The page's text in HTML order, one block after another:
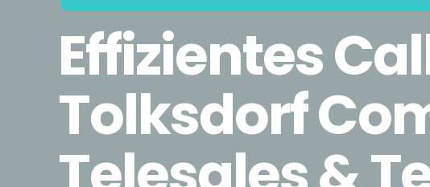
Effizientes
Tolksdorf